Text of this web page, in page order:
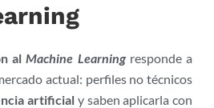
al Machine Learningresponde a
actual: perfiles no técnicos
artificialy saben aplicarla con